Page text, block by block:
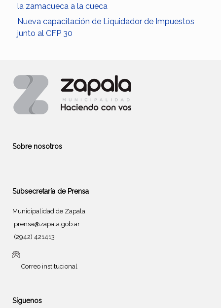
la zamacueca a la cueca
Nueva capacitación de Liquidador de Impuestos
junto al CFP 30
Sobre nosotros
Subsecretaría de Prensa
Municipalidad de Zapala
prensa@zapala.gob.ar
(2942) 421413
Correo institucional
Síguenos